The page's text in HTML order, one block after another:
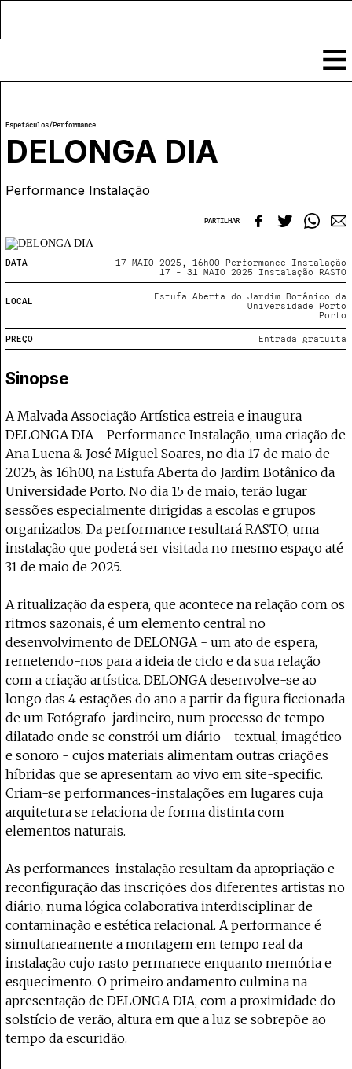
Notícias
Classificados
Ver todos
Agenda
Exposições
Por Localidade
Locais
Submeter Eventos
COFFEELABS
Workshops
Cursos Curtos
Formadores
Recursos
Publicações
Sobre
Projecto e Equipa
Estatuto Editorial
Ficha Técnica
Política de privacidade
Contactar
Política de privacidade - App
Coffeelabs Cursos curtos
Espetáculos/Performance
DELONGA DIA
Performance Instalação
PARTILHAR
DATA
17 MAIO 2025, 16h00 Performance Instalação
17 - 31 MAIO 2025 Instalação RASTO
LOCAL
Estufa Aberta do Jardim Botânico da
Universidade Porto
Porto
PREÇO Entrada gratuita
Sinopse
A Malvada Associação Artística estreia e inaugura
DELONGA DIA - Performance Instalação, uma criação de
Ana Luena & José Miguel Soares, no dia 17 de maio de
2025, às 16h00, na Estufa Aberta do Jardim Botânico da
Universidade Porto. No dia 15 de maio, terão lugar
sessões especialmente dirigidas a escolas e grupos
organizados. Da performance resultará RASTO, uma
instalação que poderá ser visitada no mesmo espaço até
31 de maio de 2025.
A ritualização da espera, que acontece na relação com os
ritmos sazonais, é um elemento central no
desenvolvimento de DELONGA - um ato de espera,
remetendo-nos para a ideia de ciclo e da sua relação
com a criação artística. DELONGA desenvolve-se ao
longo das 4 estações do ano a partir da figura ficcionada
de um Fotógrafo-jardineiro, num processo de tempo
dilatado onde se constrói um diário - textual, imagético
e sonoro - cujos materiais alimentam outras criações
híbridas que se apresentam ao vivo em site-specific.
Criam-se performances-instalações em lugares cuja
arquitetura se relaciona de forma distinta com
elementos naturais.
As performances-instalação resultam da apropriação e
reconfiguração das inscrições dos diferentes artistas no
diário, numa lógica colaborativa interdisciplinar de
contaminação e estética relacional. A performance é
simultaneamente a montagem em tempo real da
instalação cujo rasto permanece enquanto memória e
esquecimento. O primeiro andamento culmina na
apresentação de DELONGA DIA, com a proximidade do
solstício de verão, altura em que a luz se sobrepõe ao
tempo da escuridão.